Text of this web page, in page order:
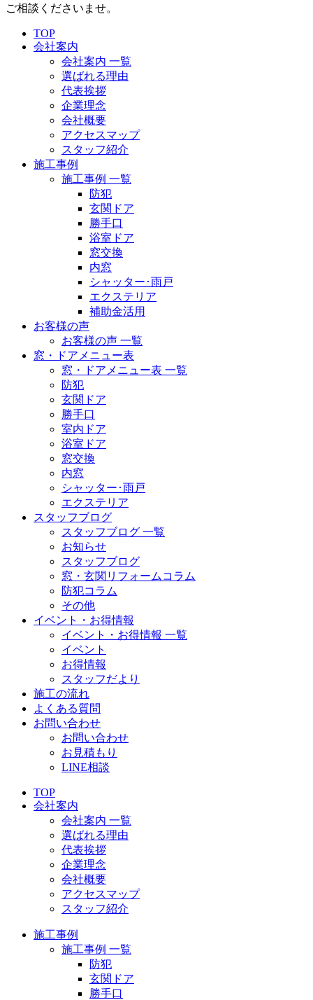
ご相談くださいませ。
TOP
会社案内
会社案内 一覧
選ばれる理由
代表挨拶
企業理念
会社概要
アクセスマップ
スタッフ紹介
施工事例
施工事例 一覧
防犯
玄関ドア
勝手口
浴室ドア
窓交換
内窓
シャッター･雨戸
エクステリア
補助金活用
お客様の声
お客様の声 一覧
窓・ドアメニュー表
窓・ドアメニュー表 一覧
防犯
玄関ドア
勝手口
室内ドア
浴室ドア
窓交換
内窓
シャッター･雨戸
エクステリア
スタッフブログ
スタッフブログ 一覧
お知らせ
スタッフブログ
窓・玄関リフォームコラム
防犯コラム
その他
イベント・お得情報
イベント・お得情報 一覧
イベント
お得情報
スタッフだより
施工の流れ
よくある質問
お問い合わせ
お問い合わせ
お見積もり
LINE相談
TOP
会社案内
会社案内 一覧
選ばれる理由
代表挨拶
企業理念
会社概要
アクセスマップ
スタッフ紹介
施工事例
施工事例 一覧
防犯
玄関ドア
勝手口